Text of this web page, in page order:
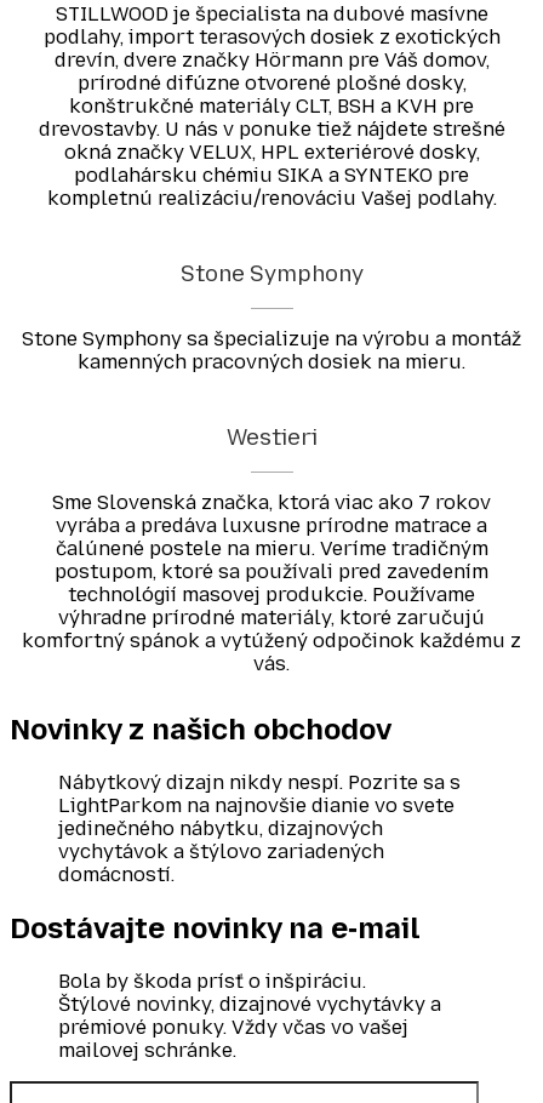
STILLWOOD je špecialista na dubové masívne
podlahy, import terasových dosiek z exotických
drevín, dvere značky Hörmann pre Váš domov,
prírodné difúzne otvorené plošné dosky,
konštrukčné materiály CLT, BSH a KVH pre
drevostavby. U nás v ponuke tiež nájdete strešné
okná značky VELUX, HPL exteriérové dosky,
podlahársku chémiu SIKA a SYNTEKO pre
kompletnú realizáciu/renováciu Vašej podlahy.
Stone Symphony
Stone Symphony sa špecializuje na výrobu a montáž
kamenných pracovných dosiek na mieru.
Westieri
Sme Slovenská značka, ktorá viac ako 7 rokov
vyrába a predáva luxusne prírodne matrace a
čalúnené postele na mieru. Veríme tradičným
postupom, ktoré sa používali pred zavedením
technológií masovej produkcie. Používame
výhradne prírodné materiály, ktoré zaručujú
komfortný spánok a vytúžený odpočinok každému z
vás.
Novinky z našich obchodov
Nábytkový dizajn nikdy nespí. Pozrite sa s
LightParkom na najnovšie dianie vo svete
jedinečného nábytku, dizajnových
vychytávok a štýlovo zariadených
domácností.
Dostávajte novinky na e‑mail
Bola by škoda prísť o inšpiráciu.
Štýlové novinky, dizajnové vychytávky a
prémiové ponuky. Vždy včas vo vašej
mailovej schránke.